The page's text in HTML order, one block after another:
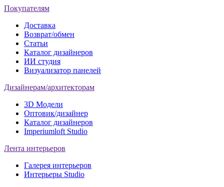
Покупателям
Доставка
Возврат/обмен
Статьи
Каталог дизайнеров
ИИ студия
Визуализатор панелей
Дизайнерам/архитекторам
3D Модели
Оптовик/дизайнер
Каталог дизайнеров
Imperiumloft Studio
Лента интерьеров
Галерея интерьеров
Интерьеры Studio